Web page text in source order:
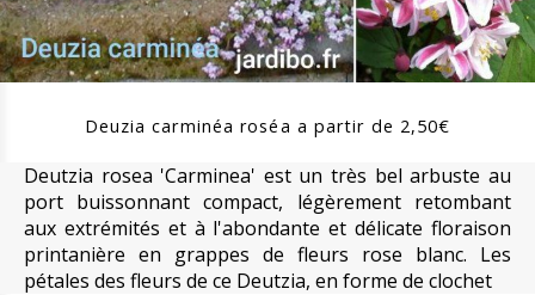
Deuzia carminéa roséa a partir de 2,50€
Deutzia rosea 'Carminea' est un très bel arbuste au
port buissonnant compact, légèrement retombant
aux extrémités et à l'abondante et délicate floraison
printanière en grappes de fleurs rose blanc. Les
pétales des fleurs de ce Deutzia, en forme de clochet